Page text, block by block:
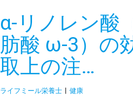
α-リノレン酸
肪酸 ω-3）の
取上の注…
ライフミール栄養士 | 健康